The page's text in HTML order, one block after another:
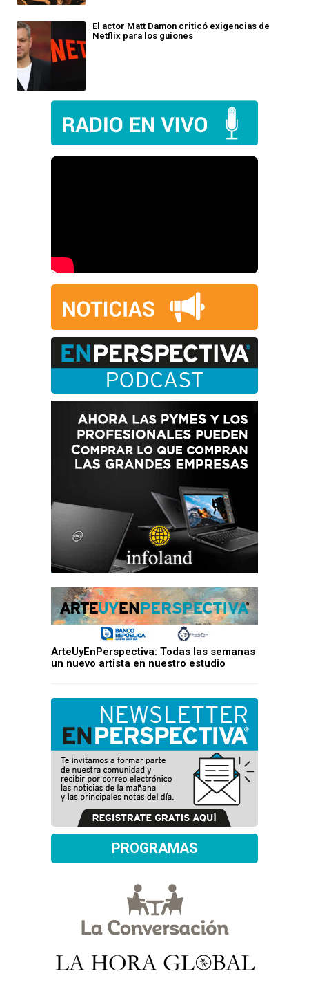
El actor Matt Damon criticó exigencias de
Netflix para los guiones
ArteUyEnPerspectiva: Todas las semanas
un nuevo artista en nuestro estudio
PROGRAMAS